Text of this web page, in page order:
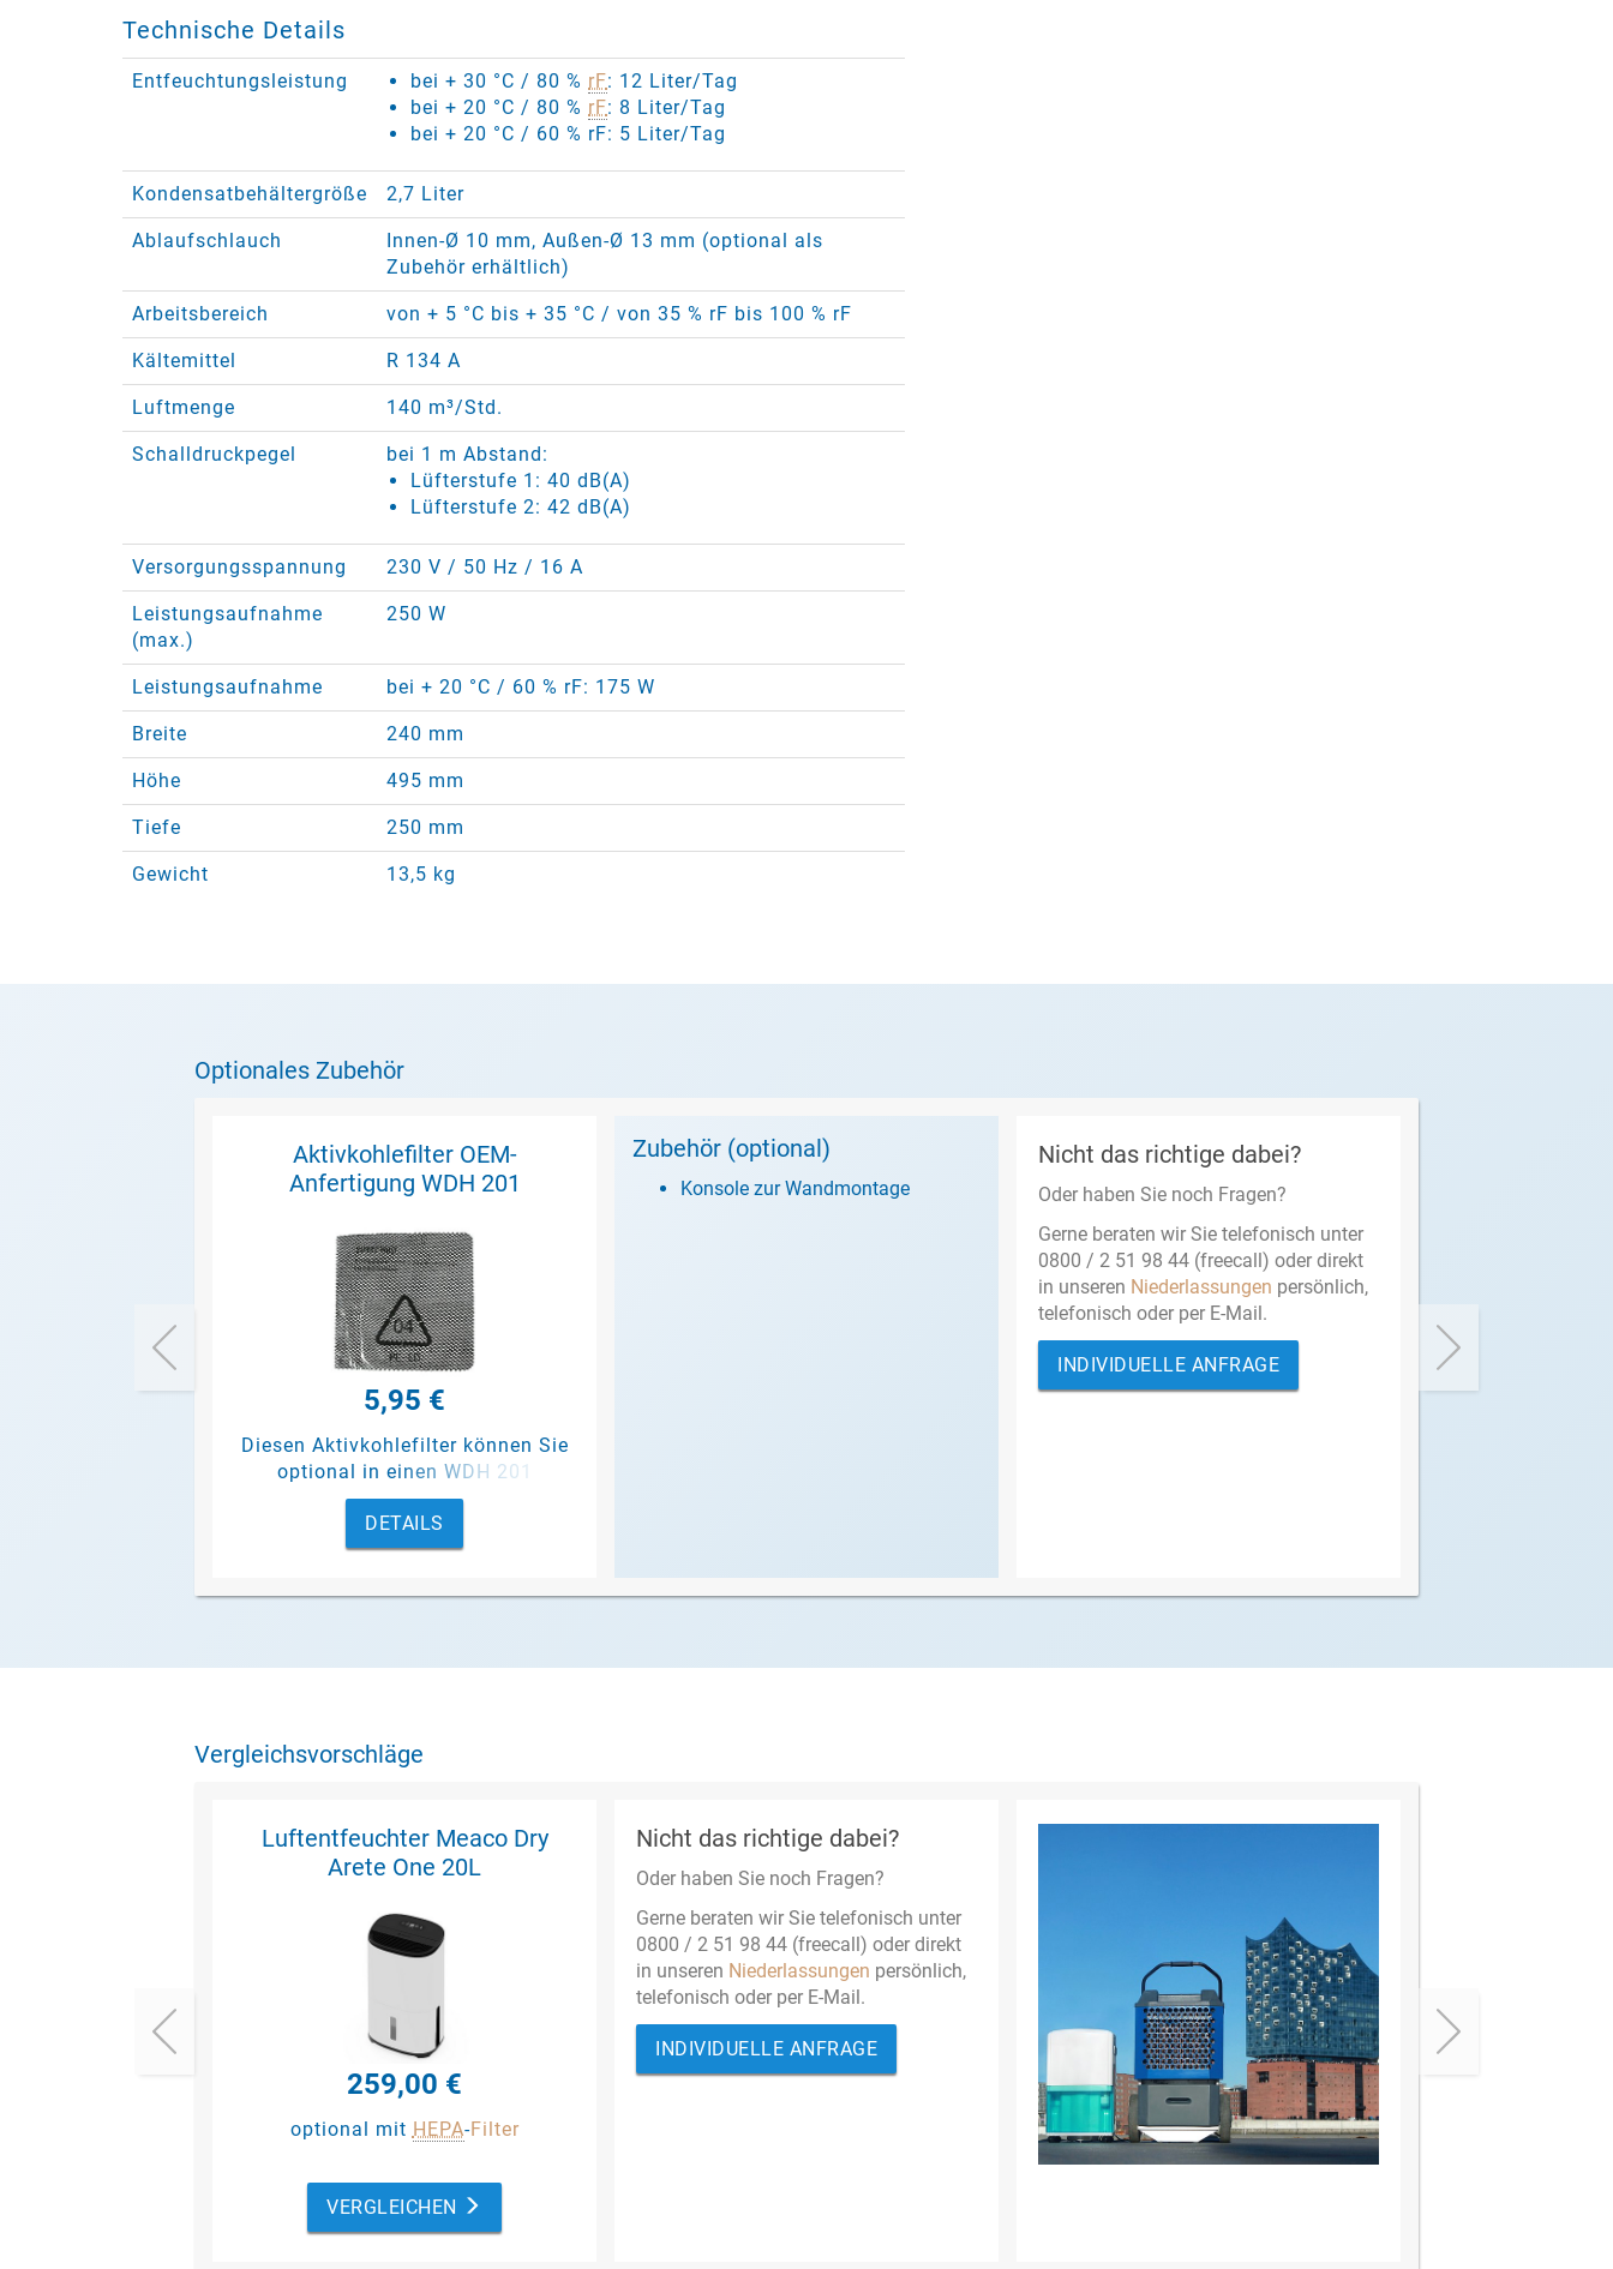
Technische Details
Entfeuchtungsleistung bei + 30 °C / 80 % rF: 12 Liter/Tag
bei + 20 °C / 80 % rF: 8 Liter/Tag
bei + 20 °C / 60 % rF: 5 Liter/Tag
Kondensatbehältergröße 2,7 Liter
Ablaufschlauch
Innen-Ø 10 mm, Außen-Ø 13 mm (optional als
Zubehör erhältlich)
Arbeitsbereich von + 5 °C bis + 35 °C / von 35 % rF bis 100 % rF
Kältemittel R 134 A
Luftmenge 140 m³/Std.
Schalldruckpegel
bei 1 m Abstand:
Lüfterstufe 1: 40 dB(A)
Lüfterstufe 2: 42 dB(A)
Versorgungsspannung 230 V / 50 Hz / 16 A
Leistungsaufnahme
(max.)
250 W
Leistungsaufnahme bei + 20 °C / 60 % rF: 175 W
Breite 240 mm
Höhe 495 mm
Tiefe 250 mm
Gewicht 13,5 kg
Optionales Zubehör
Aktivkohlefilter OEM-
Anfertigung WDH 201
5,95 €
Diesen Aktivkohlefilter können Sie
optional in einen WDH 201
einsetzen, um Gase und
Geruchsstoffe aus der
angesaugten Luft zu binden.
DETAILS
Zubehör (optional)
Konsole zur Wandmontage
Nicht das richtige dabei?
Oder haben Sie noch Fragen?
Gerne beraten wir Sie telefonisch unter
0800 / 2 51 98 44 (freecall) oder direkt
in unseren Niederlassungen persönlich,
telefonisch oder per E-Mail.
INDIVIDUELLE ANFRAGE
Vergleichsvorschläge
Luftentfeuchter Meaco Dry
Arete One 20L
259,00 €
optional mit HEPA-Filter
VERGLEICHEN
Nicht das richtige dabei?
Oder haben Sie noch Fragen?
Gerne beraten wir Sie telefonisch unter
0800 / 2 51 98 44 (freecall) oder direkt
in unseren Niederlassungen persönlich,
telefonisch oder per E-Mail.
INDIVIDUELLE ANFRAGE